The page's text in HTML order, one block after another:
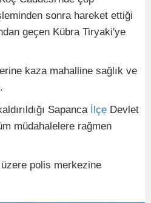
sonra hareket ettiği
geçen Kübra Tiryaki'ye
kaza mahalline sağlık ve
Sapanca İlçe Devlet
müdahalelere rağmen
polis merkezine